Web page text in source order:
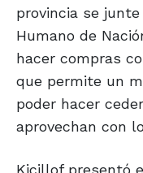
provincia se
Humano de
hacer compras
que permite un
poder hacer
aprovechan con